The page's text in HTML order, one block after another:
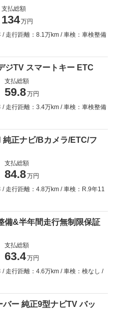
支払総額
134万円
走行距離：8.1万km
車検：車検整備
ジTV スマートキー ETC
支払総額
59.8万円
走行距離：3.4万km
車検：車検整備
純正ナビ/Bカメラ/ETC/フ
支払総額
84.8万円
走行距離：4.8万km
車検：R.9年11
備&半年間走行無制限保証
支払総額
63.4万円
走行距離：4.6万km
車検：検なし
バー 純正9型ナビTV バッ